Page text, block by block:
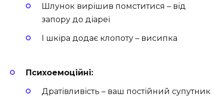
Шлунок вирішив помститися – від
запору до діареї
І шкіра додає клопоту – висипка
Психоемоційні:
Дратівливість – ваш постійний супутник